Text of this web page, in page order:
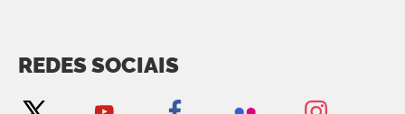
REDES SOCIAIS